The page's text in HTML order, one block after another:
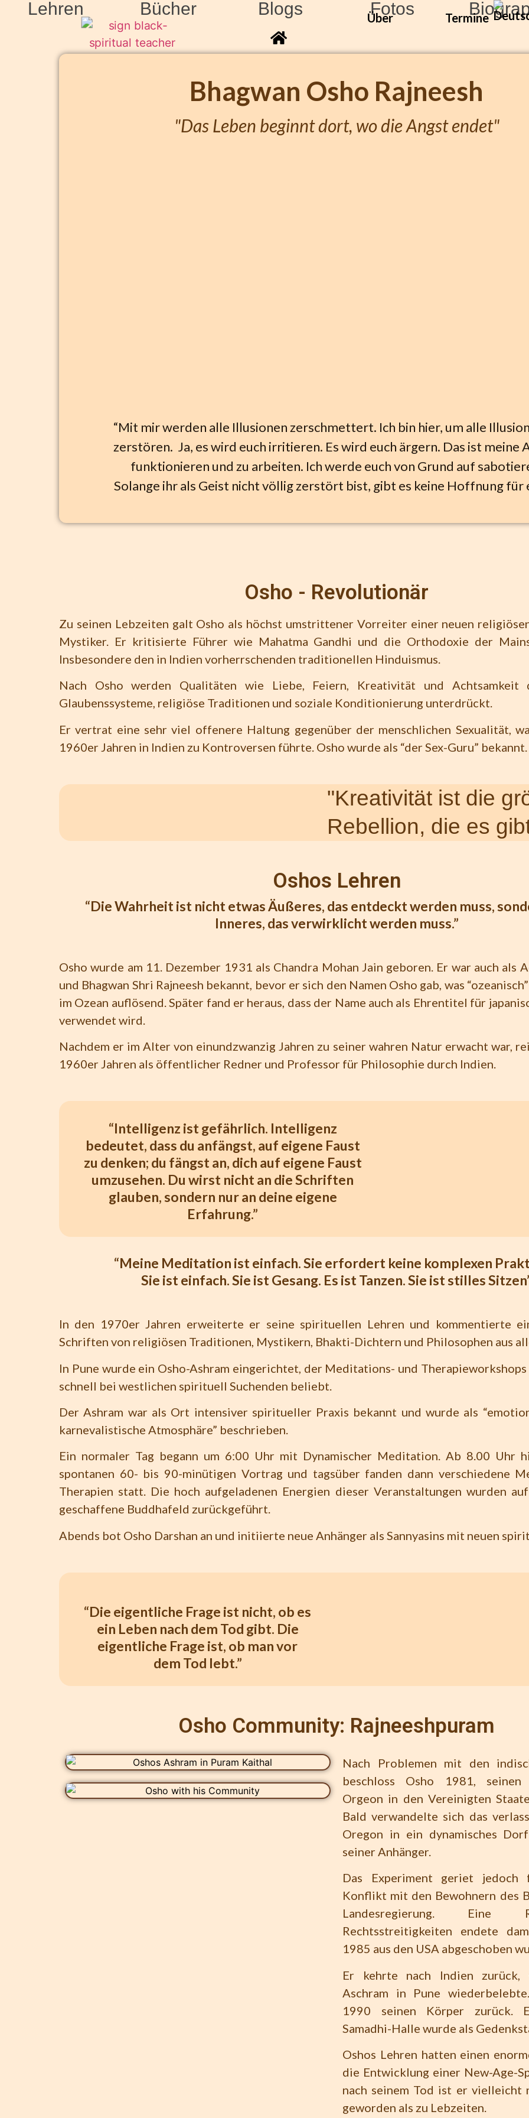
Über Termine
Lehren Bücher Blogs Fotos
Bhagwan Osho Rajneesh
"Das Leben beginnt dort, wo die Angst endet"
“Mit mir werden alle Illusionen zerschmettert. Ich bin hier, um alle
zerstören. Ja, es wird euch irritieren. Es wird euch ärgern. Das ist meine
funktionieren und zu arbeiten. Ich werde euch von Grund auf
Solange ihr als Geist nicht völlig zerstört bist, gibt es keine Hoffnung für
Osho - Revolutionär
Zu seinen Lebzeiten galt Osho als höchst umstrittener Vorreiter einer neuen
Mystiker. Er kritisierte Führer wie Mahatma Gandhi und die Orthodoxie der
Insbesondere den in Indien vorherrschenden traditionellen Hinduismus.
Nach Osho werden Qualitäten wie Liebe, Feiern, Kreativität und Achtsamkeit
Glaubenssysteme, religiöse Traditionen und soziale Konditionierung unterdrückt.
Er vertrat eine sehr viel offenere Haltung gegenüber der menschlichen Sexualität,
1960er Jahren in Indien zu Kontroversen führte. Osho wurde als “der Sex-Guru” bekannt.
"Kreativität ist die
Rebellion, die es
Oshos Lehren
“Die Wahrheit ist nicht etwas Äußeres, das entdeckt werden muss,
Inneres, das verwirklicht werden muss.”
Osho wurde am 11. Dezember 1931 als Chandra Mohan Jain geboren. Er war auch als
und Bhagwan Shri Rajneesh bekannt, bevor er sich den Namen Osho gab, was
im Ozean auflösend. Später fand er heraus, dass der Name auch als Ehrentitel für
verwendet wird.
Nachdem er im Alter von einundzwanzig Jahren zu seiner wahren Natur erwacht war,
1960er Jahren als öffentlicher Redner und Professor für Philosophie durch Indien.
“Intelligenz ist gefährlich. Intelligenz
bedeutet, dass du anfängst, auf eigene Faust
zu denken; du fängst an, dich auf eigene Faust
umzusehen. Du wirst nicht an die Schriften
glauben, sondern nur an deine eigene
Erfahrung.”
“Meine Meditation ist einfach. Sie erfordert keine komplexen
Sie ist einfach. Sie ist Gesang. Es ist Tanzen. Sie ist stilles
In den 1970er Jahren erweiterte er seine spirituellen Lehren und kommentierte
Schriften von religiösen Traditionen, Mystikern, Bhakti-Dichtern und Philosophen aus
In Pune wurde ein Osho-Ashram eingerichtet, der Meditations- und
schnell bei westlichen spirituell Suchenden beliebt.
Der Ashram war als Ort intensiver spiritueller Praxis bekannt und wurde als
karnevalistische Atmosphäre” beschrieben.
Ein normaler Tag begann um 6:00 Uhr mit Dynamischer Meditation. Ab 8.00 Uhr
spontanen 60- bis 90-minütigen Vortrag und tagsüber fanden dann verschiedene
Therapien statt. Die hoch aufgeladenen Energien dieser Veranstaltungen wurden
geschaffene Buddhafeld zurückgeführt.
Abends bot Osho Darshan an und initiierte neue Anhänger als Sannyasins mit neuen
“Die eigentliche Frage ist nicht, ob es
ein Leben nach dem Tod gibt. Die
eigentliche Frage ist, ob man vor
dem Tod lebt.”
Osho Community: Rajneeshpuram
Nach Problemen mit den
beschloss Osho 1981, seinen
Orgeon in den Vereinigten
Bald verwandelte sich das
Oregon in ein dynamisches
seiner Anhänger.
Das Experiment geriet
Konflikt mit den Bewohnern des
Landesregierung. Eine
Rechtsstreitigkeiten endete
1985 aus den USA abgeschoben
Er kehrte nach Indien
Aschram in Pune
1990 seinen Körper zurück.
Samadhi-Halle wurde als
Oshos Lehren hatten einen
die Entwicklung einer New-Age-
nach seinem Tod ist er vielleicht
geworden als zu Lebzeiten.